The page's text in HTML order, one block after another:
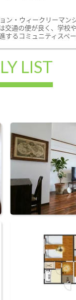
ン・ウィークリーマ
交通の便が良く、学
るコミュニティスペ
LIST